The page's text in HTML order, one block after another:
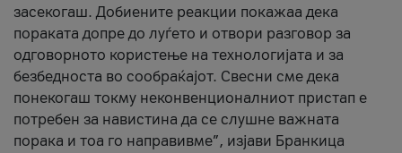
засекогаш. Добиените реакции покажаа дека
пораката допре до луѓето и отвори разговор за
одговорното користење на технологијата и за
безбедноста во сообраќајот. Свесни сме дека
понекогаш токму неконвенционалниот пристап е
потребен за навистина да се слушне важната
порака и тоа го направивме”, изјави Бранкица